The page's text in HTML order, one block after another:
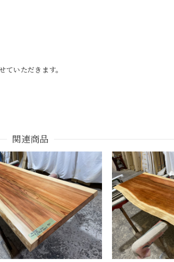
いただきます。
関連商品